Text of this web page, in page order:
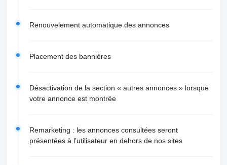
Renouvelement automatique des annonces
Placement des bannières
Désactivation de la section « autres annonces » lorsque
votre annonce est montrée
Remarketing : les annonces consultées seront
présentées à l'utilisateur en dehors de nos sites